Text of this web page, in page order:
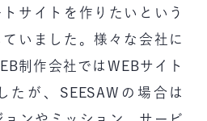
サイトを作りたいという
いました。様々な会社に
制作会社ではWEBサイト
たが、SEESAWの場合は